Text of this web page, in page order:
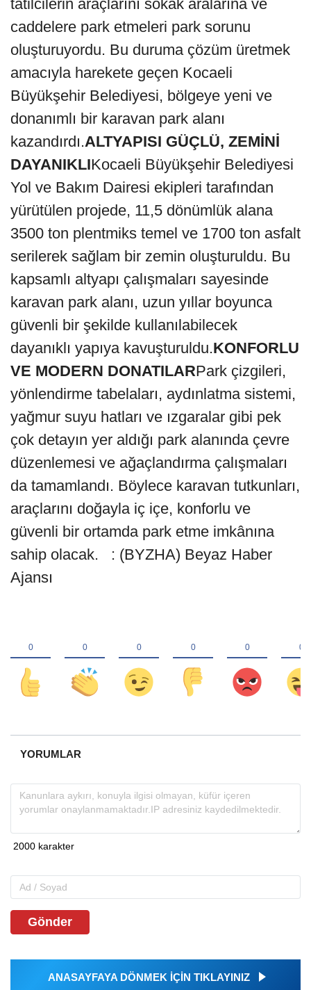
tatilcilerin araçlarını sokak aralarına ve
caddelere park etmeleri park sorunu
oluşturuyordu. Bu duruma çözüm üretmek
amacıyla harekete geçen Kocaeli
Büyükşehir Belediyesi, bölgeye yeni ve
donanımlı bir karavan park alanı
kazandırdı.ALTYAPISI GÜÇLÜ, ZEMİNİ
DAYANIKLIKocaeli Büyükşehir Belediyesi
Yol ve Bakım Dairesi ekipleri tarafından
yürütülen projede, 11,5 dönümlük alana
3500 ton plentmiks temel ve 1700 ton asfalt
serilerek sağlam bir zemin oluşturuldu. Bu
kapsamlı altyapı çalışmaları sayesinde
karavan park alanı, uzun yıllar boyunca
güvenli bir şekilde kullanılabilecek
dayanıklı yapıya kavuşturuldu.KONFORLU
VE MODERN DONATILARPark çizgileri,
yönlendirme tabelaları, aydınlatma sistemi,
yağmur suyu hatları ve ızgaralar gibi pek
çok detayın yer aldığı park alanında çevre
düzenlemesi ve ağaçlandırma çalışmaları
da tamamlandı. Böylece karavan tutkunları,
araçlarını doğayla iç içe, konforlu ve
güvenli bir ortamda park etme imkânına
sahip olacak. : (BYZHA) Beyaz Haber
Ajansı
YORUMLAR
Gönder
ANASAYFAYA DÖNMEK İÇİN TIKLAYINIZ